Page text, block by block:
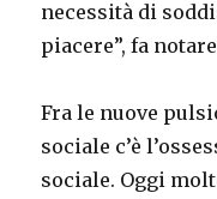
necessità di
piacere”, fa
Fra le nuove
sociale c’è
sociale. Oggi